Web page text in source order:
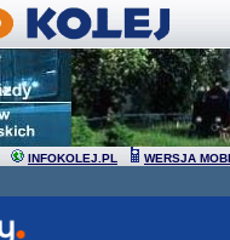
INFOKOLEJ.PL WERSJA